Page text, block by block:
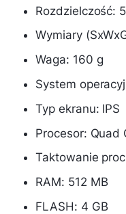
Rozdzielczość:
Wymiary
Waga: 160 g
System
Typ ekranu: IPS
Procesor: Quad
Taktowanie
RAM: 512 MB
FLASH: 4 GB